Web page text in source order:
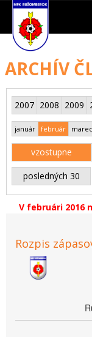
ARCHÍV
2007 2008 2009
január február marec
vzostupne
posledných 30
V februári 2016
Rozpis